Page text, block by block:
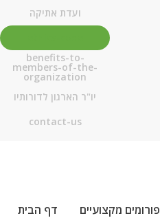
ועדת אתיקה
benefits-to-
members-of-the-
organization
יו"ר הארגון לדורותיו
contact-us
דף הבית פורומים מקצועיים